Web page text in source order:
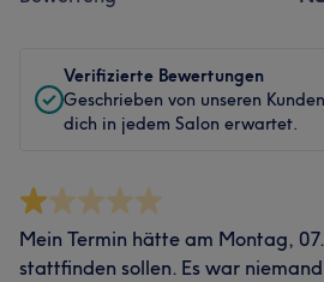
Verifizierte Bewertungen
Geschrieben von unseren
dich in jedem Salon erwartet.
Mein Termin hätte am Montag,
stattfinden sollen. Es war